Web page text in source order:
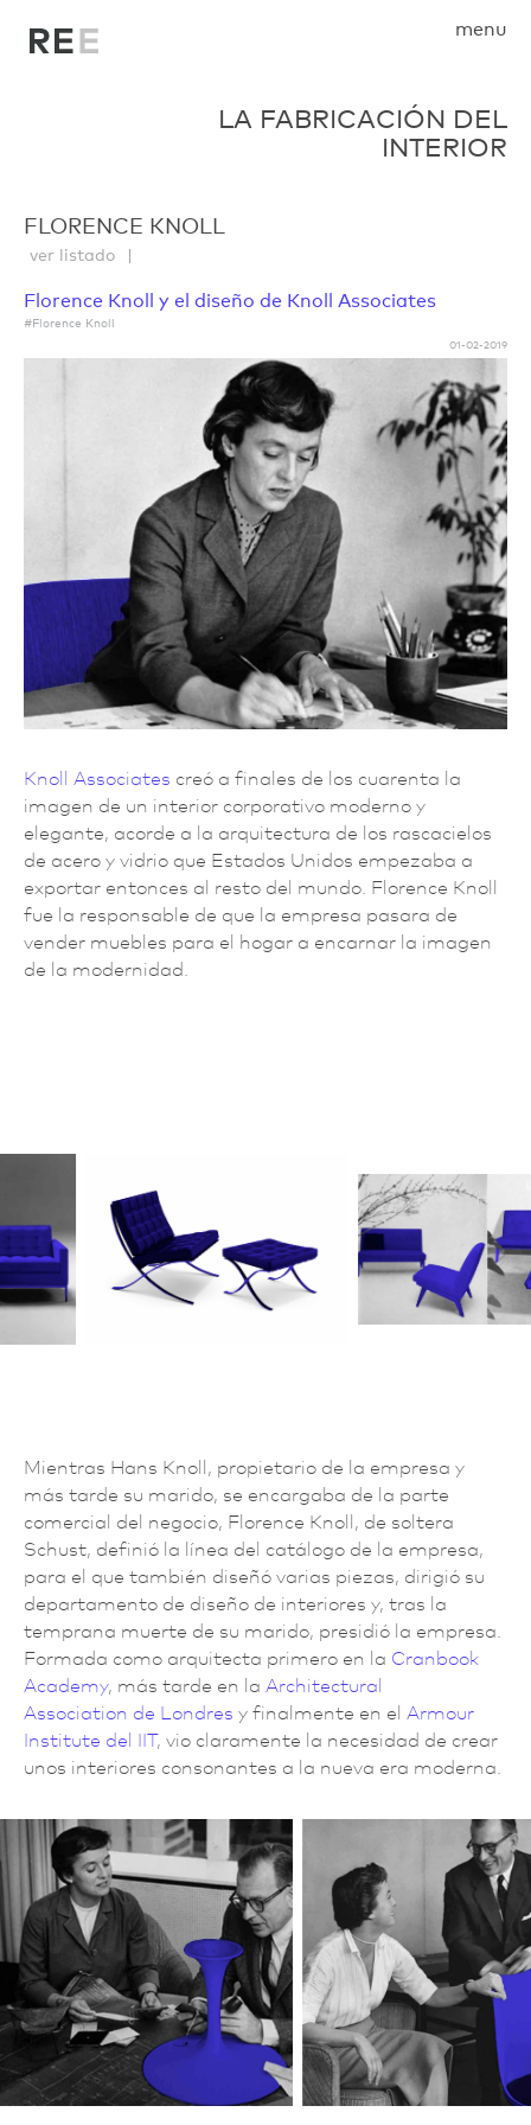
menu
LA FABRICACIÓN DEL
INTERIOR
FLORENCE KNOLL
ver listado
Florence Knoll y el diseño de Knoll Associates
#Florence Knoll
01-02-2019
Knoll Associates creó a finales de los cuarenta la
imagen de un interior corporativo moderno y
elegante, acorde a la arquitectura de los rascacielos
de acero y vidrio que Estados Unidos empezaba a
exportar entonces al resto del mundo. Florence Knoll
fue la responsable de que la empresa pasara de
vender muebles para el hogar a encarnar la imagen
de la modernidad.
Mientras Hans Knoll, propietario de la empresa y
más tarde su marido, se encargaba de la parte
comercial del negocio, Florence Knoll, de soltera
Schust, definió la línea del catálogo de la empresa,
para el que también diseñó varias piezas, dirigió su
departamento de diseño de interiores y, tras la
temprana muerte de su marido, presidió la empresa.
Formada como arquitecta primero en la Cranbook
Academy, más tarde en la Architectural
Association de Londres y finalmente en el Armour
Institute del IIT, vio claramente la necesidad de crear
unos interiores consonantes a la nueva era moderna.